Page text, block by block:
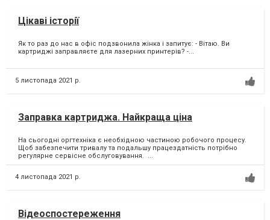
Цікаві історії
Як то раз до нас в офіс подзвонила жінка і запитує:⁣ - Вітаю. Ви
картриджі заправляєте для лазерних принтерів?⁣ -...
5 листопада 2021 р.
Заправка картриджа. Найкраща ціна
На сьогодні оргтехніка є необхідною частиною робочого процесу. ⁣
Щоб забезпечити тривалу та подальшу працездатність потрібно
регулярне сервісне обслуговування. ⁣...
4 листопада 2021 р.
Відеоспостереження